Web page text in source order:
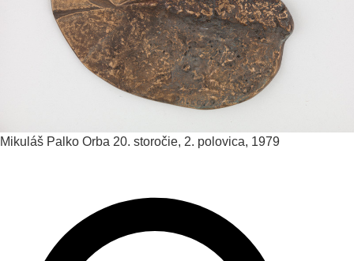
Mikuláš Palko Orba 20. storočie, 2. polovica, 1979